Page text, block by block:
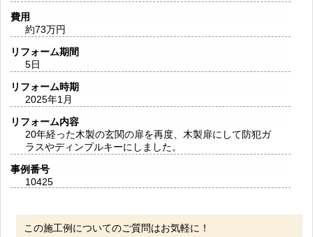
費用
約73万円
リフォーム期間
5日
リフォーム時期
2025年1月
リフォーム内容
20年経った木製の玄関の扉を再度、木製扉にして防犯ガ
ラスやディンプルキーにしました。
事例番号
10425
この施工例についてのご質問はお気軽に！